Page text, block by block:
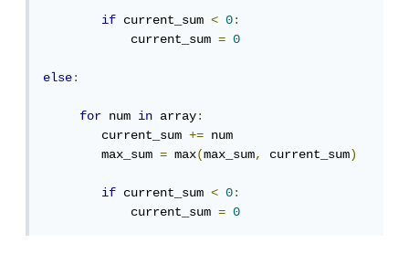
if current_sum < 0:
            current_sum
= 0
else:
for num in array:
        current_sum
+= num
        max_sum
= max(max_sum, current_sum)
if current_sum < 0:
            current_sum
= 0